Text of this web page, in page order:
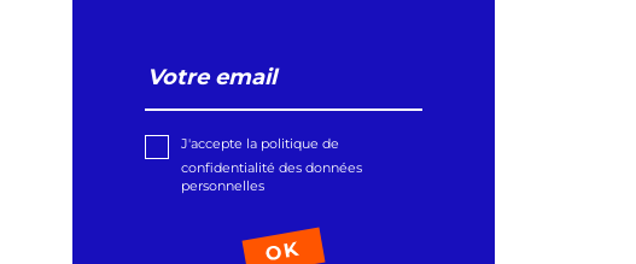
J'accepte la politique de
confidentialité des données
personnelles